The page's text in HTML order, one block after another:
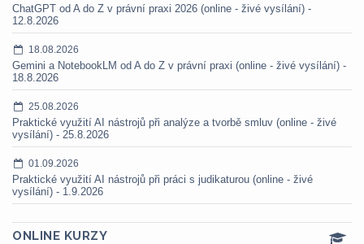
ChatGPT od A do Z v právní praxi 2026 (online - živé vysílání) -
12.8.2026
18.08.2026
Gemini a NotebookLM od A do Z v právní praxi (online - živé vysílání) -
18.8.2026
25.08.2026
Praktické využití AI nástrojů při analýze a tvorbě smluv (online - živé
vysílání) - 25.8.2026
01.09.2026
Praktické využití AI nástrojů při práci s judikaturou (online - živé
vysílání) - 1.9.2026
ONLINE KURZY